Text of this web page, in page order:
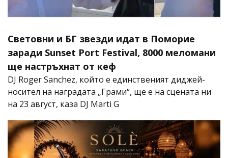
Световни и БГ звезди идат в Поморие
заради Sunset Port Festival, 8000 меломани
ще настръхнат от кеф
DJ Roger Sanchez, който е единственият диджей-
носител на наградата „Грами“, ще е на сцената ни
на 23 август, каза DJ Marti G